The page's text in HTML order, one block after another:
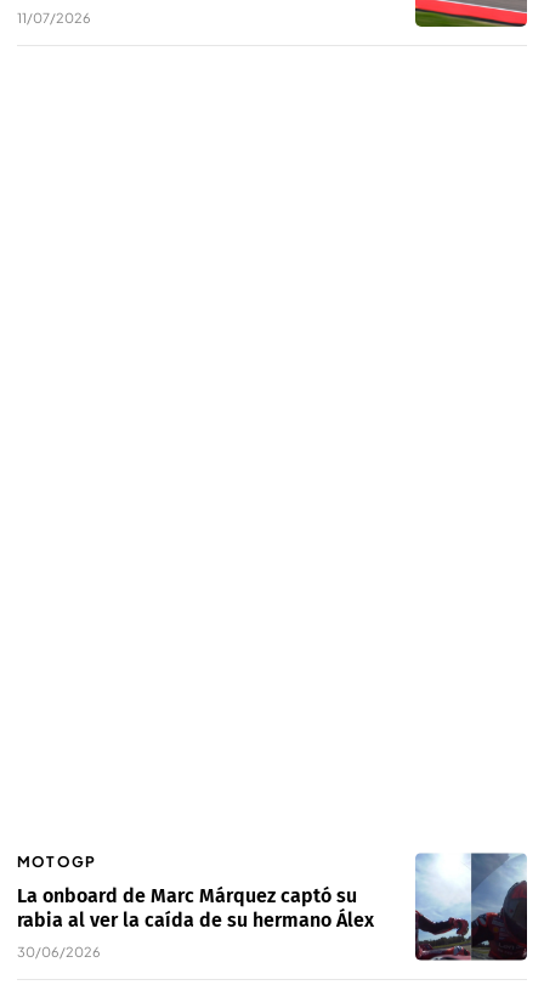
11/07/2026
MOTOGP
La onboard de Marc Márquez captó su
rabia al ver la caída de su hermano Álex
30/06/2026